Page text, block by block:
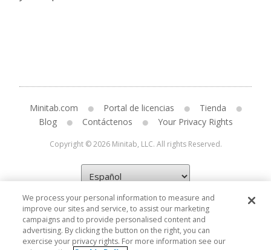
Minitab.com Portal de licencias
Tienda
Blog
Contáctenos Your Privacy Rights
Copyright © 2026 Minitab, LLC. All rights Reserved.
We process your personal information to measure and
improve our sites and service, to assist our marketing
campaigns and to provide personalised content and
advertising. By clicking the button on the right, you can
exercise your privacy rights. For more information see our